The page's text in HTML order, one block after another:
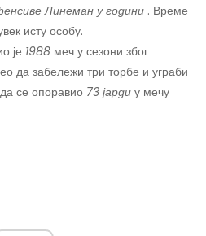
Линеман у години . Време
исту особу.
је 1988 меч у сезони због
да забележи три торбе и уграби
се опоравио 73 јарди у мечу